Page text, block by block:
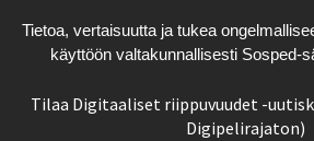
Tietoa, vertaisuutta ja tukea
käyttöön valtakunnallisesti Sosped-
Tilaa Digitaaliset riippuvuudet -
Digipelirajaton)